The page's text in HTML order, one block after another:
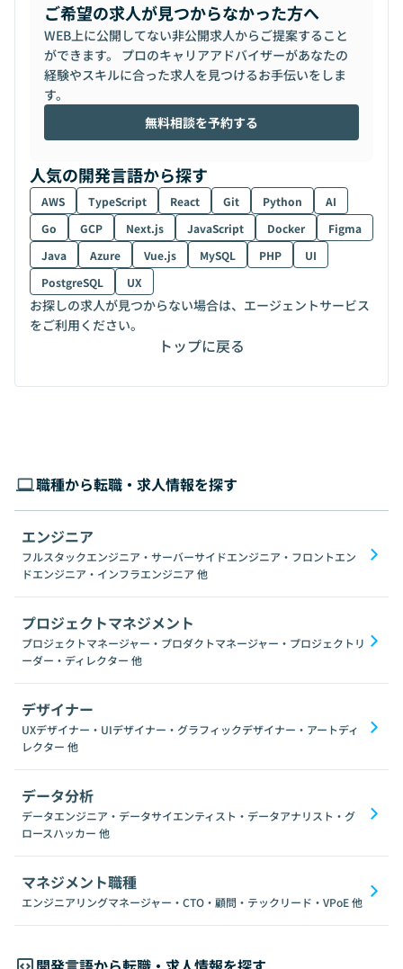
ご希望の求人が見つからなかった方へ
WEB上に公開してない非公開求人からご提案すること
ができます。 プロのキャリアアドバイザーがあなたの
経験やスキルに合った求人を見つけるお手伝いをしま
す。
無料相談を予約する
人気の開発言語から探す
AWS TypeScript React Git Python
AI
Go
GCP Next.js JavaScript Docker
Figma
Java
Azure Vue.js MySQL PHP
UI
PostgreSQL
UX
お探しの求人が見つからない場合は、エージェントサービス
をご利用ください。
トップに戻る
職種から転職・求人情報を探す
エンジニア
フルスタックエンジニア・サーバーサイドエンジニア・フロントエン
ドエンジニア・インフラエンジニア 他
プロジェクトマネジメント
プロジェクトマネージャー・プロダクトマネージャー・プロジェクトリ
ーダー・ディレクター 他
デザイナー
UXデザイナー・UIデザイナー・グラフィックデザイナー・アートディ
レクター 他
データ分析
データエンジニア・データサイエンティスト・データアナリスト・グ
ロースハッカー 他
マネジメント職種
エンジニアリングマネージャー・CTO・顧問・テックリード・VPoE他